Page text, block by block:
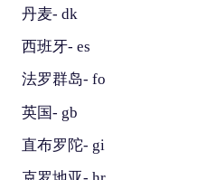
丹麦- dk
西班牙- es
法罗群岛- fo
英国- gb
直布罗陀- gi